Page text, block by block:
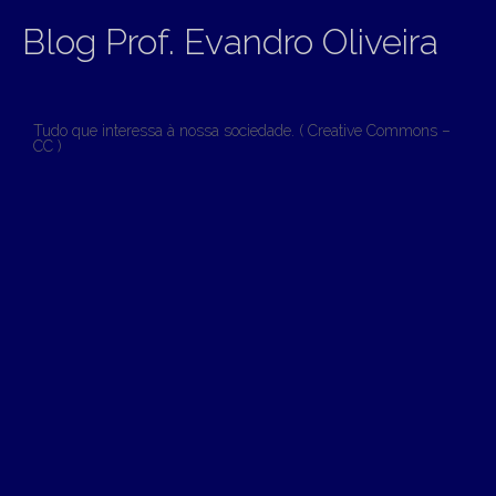
Blog Prof. Evandro Oliveira
Tudo que interessa à nossa sociedade. ( Creative Commons –
CC )